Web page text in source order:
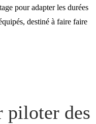
connectés
pour adapter les durées
destiné à faire faire
piloter des